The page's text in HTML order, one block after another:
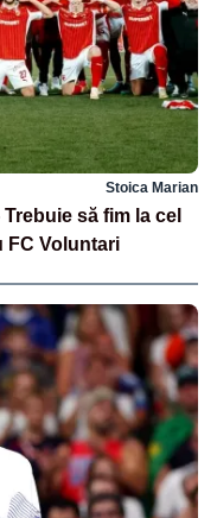
Stoica Marian
să fim la cel
FC Voluntari